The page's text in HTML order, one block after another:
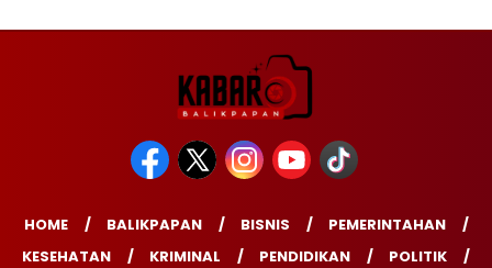
HOME BALIKPAPAN BISNIS
PEMERINTAHAN
KESEHATAN
KRIMINAL PENDIDIKAN POLITIK